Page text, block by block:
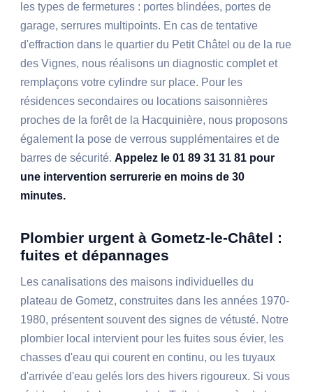
les types de fermetures : portes blindées, portes de
garage, serrures multipoints. En cas de tentative
d'effraction dans le quartier du Petit Châtel ou de la rue
des Vignes, nous réalisons un diagnostic complet et
remplaçons votre cylindre sur place. Pour les
résidences secondaires ou locations saisonnières
proches de la forêt de la Hacquinière, nous proposons
également la pose de verrous supplémentaires et de
barres de sécurité.Appelez le 01 89 31 31 81 pour
une intervention serrurerie en moins de 30
minutes.
Plombier urgent à Gometz-le-Châtel :
fuites et dépannages
Les canalisations des maisons individuelles du
plateau de Gometz, construites dans les années 1970-
1980, présentent souvent des signes de vétusté. Notre
plombier local intervient pour les fuites sous évier, les
chasses d'eau qui courent en continu, ou les tuyaux
d'arrivée d'eau gelés lors des hivers rigoureux. Si vous